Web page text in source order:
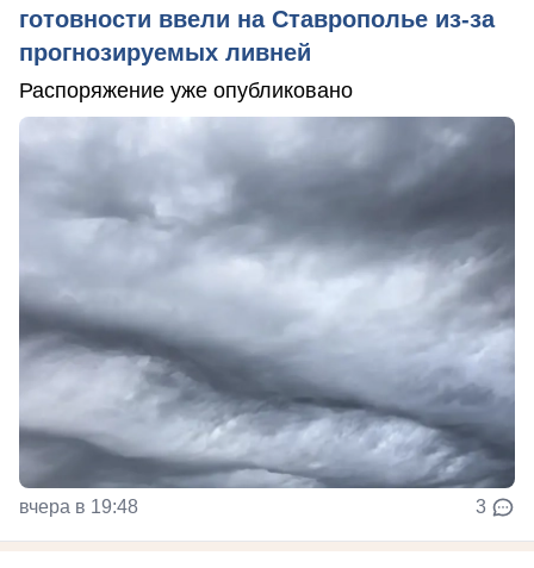
готовности ввели на Ставрополье из-за
прогнозируемых ливней
Распоряжение уже опубликовано
вчера в 19:48 3